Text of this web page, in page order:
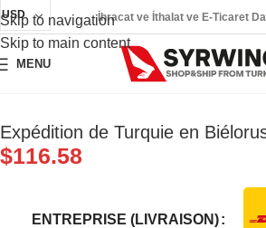
Skip to navigation
Skip to main content
USD İhracat ve İthalat ve E-Ticaret
MENU
Expédition de Turquie en
$116.58
ENTREPRISE (LIVRAISON)